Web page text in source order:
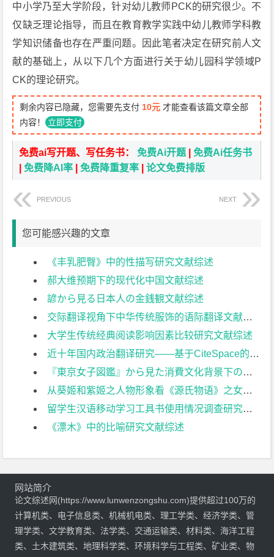
中小学乃至大学阶段，针对幼儿教师PCK的研究很少。不
仅缺乏理论指导，而且在教育教学实践中幼儿教师学科教
学知识储备也存在严重问题。因此笔者决定在研究前人文
献的基础上，从以下几个方面进行关于幼儿园科学领域P
CK的理论研究。
剩余内容已隐藏，您需要先支付 10元 才能查看该篇文章全部
内容！ 立即支付
免费ai写开题、写任务书：免费Ai开题 |免费Ai任务书
|免费降AI率 |免费降重复率 |论文免费排版
PREVIOUS NEXT
您可能感兴趣的文章
《丰乳肥臀》中的性描写研究文献综述
郝大维预期下的现代化中国文献综述
諺から見る日本人の金銭観文献综述
交际翻译视角下中华传统服饰的语际翻译文献综述
大学生传统经典阅读影响因素比较研究文献综述
近十年国内政治翻译研究——基于CiteSpace的可视化分析文献综述
『東京女子図鑑』から見た消費文化背景下の日本都市部女性の尊厳感について文献综述
从葵姬和紫姬之人物形象看《源氏物语》之女性观文献综述
留学生汉语移动学习工具书使用情况调查研究文献综述
《漂木》中的比喻研究文献综述
网站简介
论文综述网(https://www.lunwenzongshu.com)提供超过100万的
计算机类、电子信息类、机械机电类、理工学类、经济学类、管
理学类、文学教育类、法学类、交通运输类、材料类、海洋工程
类、土木建筑类、地理科学类、环境科学与工程类、矿业类、物